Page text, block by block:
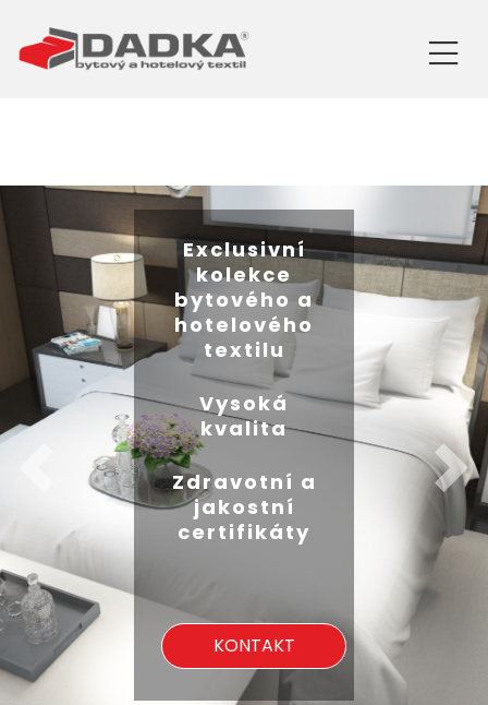
Exclusivní
kolekce
bytového a
hotelového
textilu
Vysoká
kvalita
Zdravotní a
jakostní
certifikáty
KONTAKT